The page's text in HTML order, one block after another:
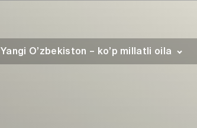
Yangi O’zbekiston – ko’p millatli oila